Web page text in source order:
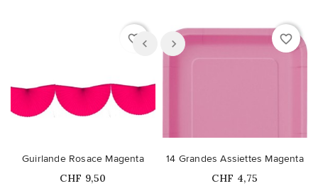
favorite_border
Guirlande Rosace Magenta
Prix
CHF 9,50
favorite_border
14 Grandes Assiettes Magenta
Prix
CHF 4,75